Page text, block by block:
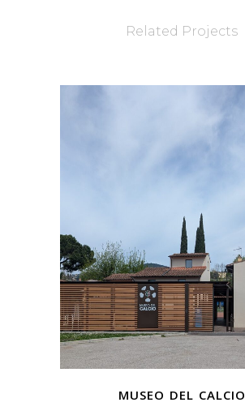
Related Projects
museo del calcio